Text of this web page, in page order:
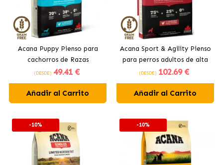
Acana Puppy Pienso para
cachorros de Razas
Pequeñas con pollo
(DESDE) 49.41 €
Añadir al Carrito
Acana Sport & Agility Pienso
para perros adultos de alta
energía con pollo fresco
(DESDE) 102.69 €
Añadir al Carrito
-10% -10%